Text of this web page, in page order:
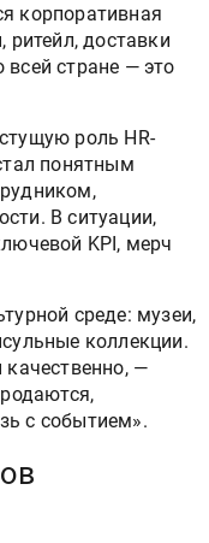
корпоративная
доставки
стране — это
роль HR-
понятным
В ситуации,
KPI, мерч
среде: музеи,
коллекции.
—
с событием».